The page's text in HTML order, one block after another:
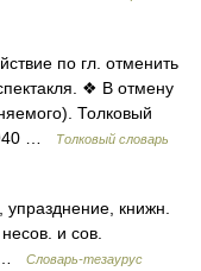
по гл. отменить
❖ В отмену
Толковый
…
Толковый словарь
книжн.
и сов.
…
Словарь-тезаурус